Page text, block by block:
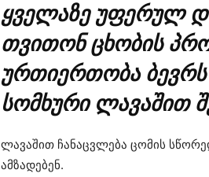
ყველაზე უფერულ
თვითონ ცხობის
ურთიერთობა
სომხური ლავაშით
ლავაშით ჩანაცვლება ცომის
ამზადებენ.